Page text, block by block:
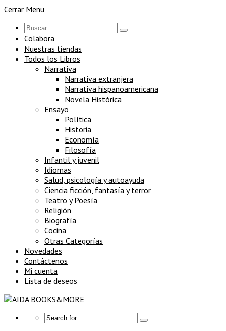
Cerrar Menu
Colabora
Nuestras tiendas
Todos los Libros
Narrativa
Narrativa extranjera
Narrativa hispanoamericana
Novela Histórica
Ensayo
Política
Historia
Economía
Filosofía
Infantil y juvenil
Idiomas
Salud, psicología y autoayuda
Ciencia ficción, fantasía y terror
Teatro y Poesía
Religión
Biografía
Cocina
Otras Categorías
Novedades
Contáctenos
Mi cuenta
Lista de deseos